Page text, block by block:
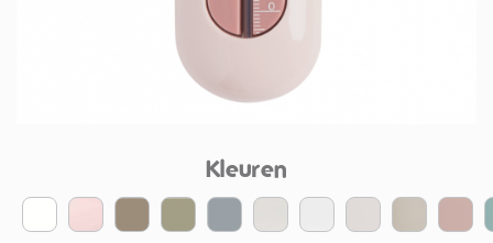
Kleuren